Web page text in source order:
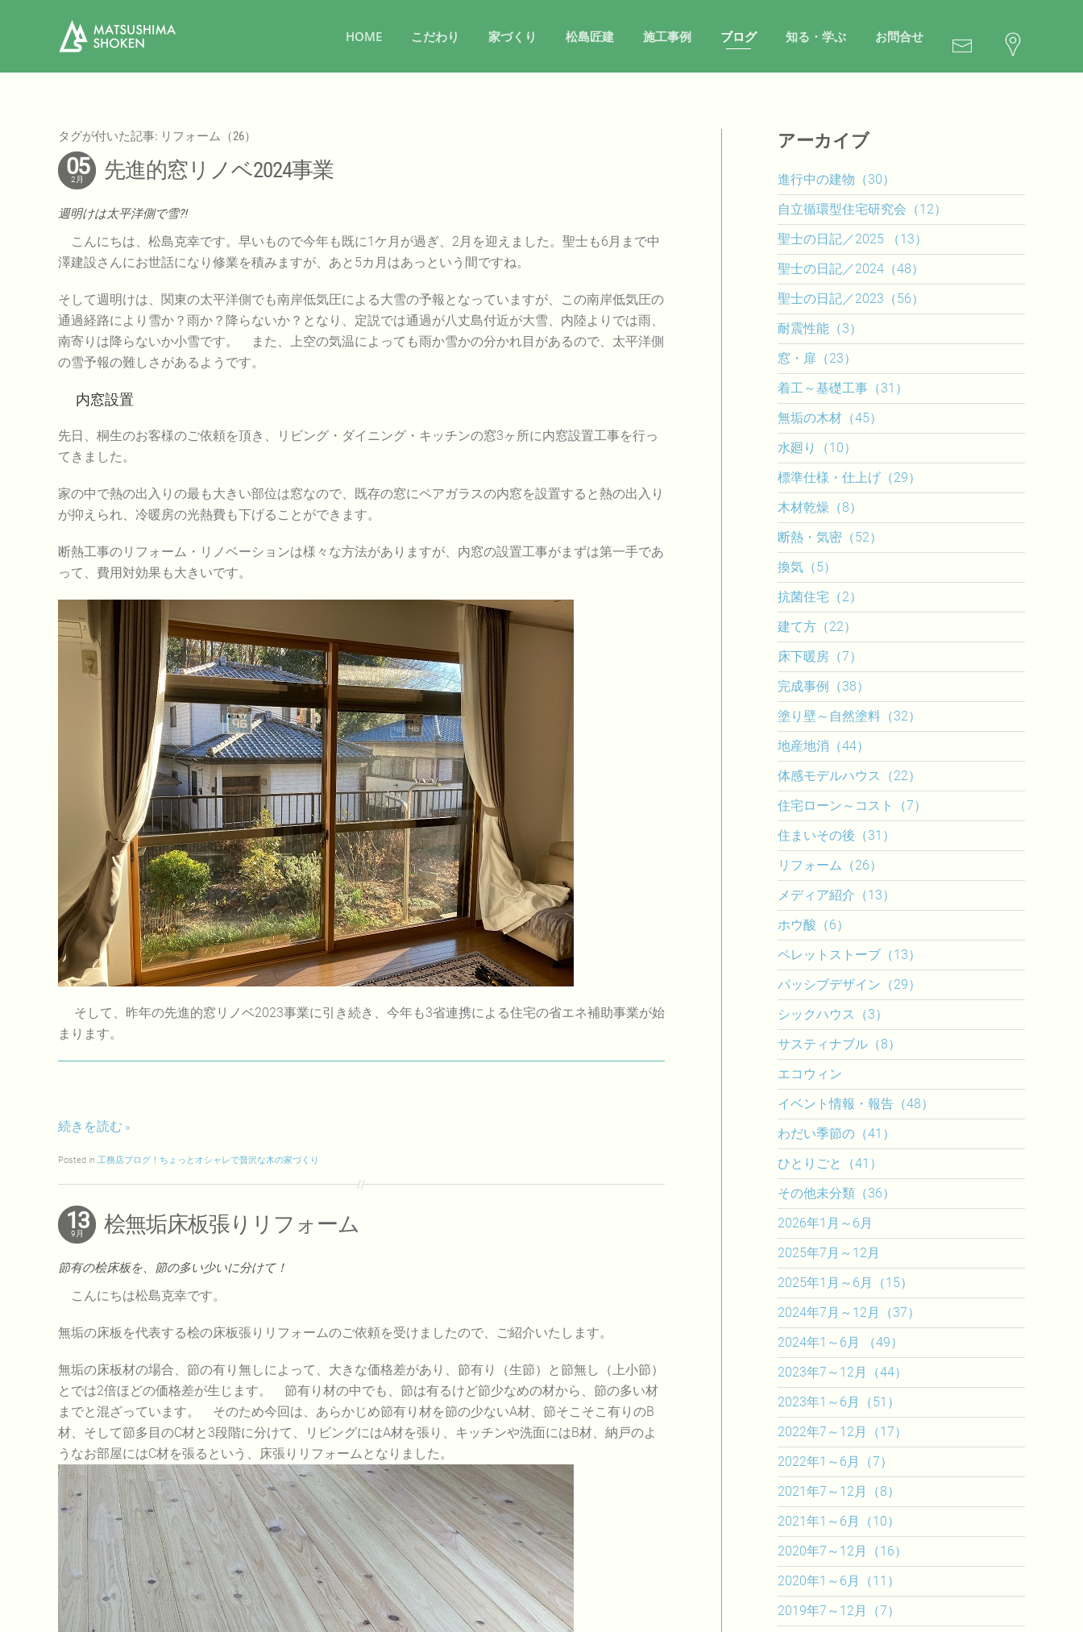
HOME こだわり 家づくり 松島匠建 施工事例 ブログ 知る・学ぶ お問合せ
タグが付いた記事: リフォーム（26）
05
2月 先進的窓リノベ2024事業
週明けは太平洋側で雪⁈
こんにちは、松島克幸です。早いもので今年も既に1ケ月が過ぎ、2月を迎えました。聖士も6月まで中
澤建設さんにお世話になり修業を積みますが、あと5カ月はあっという間ですね。
そして週明けは、関東の太平洋側でも南岸低気圧による大雪の予報となっていますが、この南岸低気圧の
通過経路により雪か？雨か？降らないか？となり、定説では通過が八丈島付近が大雪、内陸よりでは雨、
南寄りは降らないか小雪です。 また、上空の気温によっても雨か雪かの分かれ目があるので、太平洋側
の雪予報の難しさがあるようです。
内窓設置
先日、桐生のお客様のご依頼を頂き、リビング・ダイニング・キッチンの窓3ヶ所に内窓設置工事を行っ
てきました。
家の中で熱の出入りの最も大きい部位は窓なので、既存の窓にペアガラスの内窓を設置すると熱の出入り
が抑えられ、冷暖房の光熱費も下げることができます。
断熱工事のリフォーム・リノベーションは様々な方法がありますが、内窓の設置工事がまずは第一手であ
って、費用対効果も大きいです。
そして、昨年の先進的窓リノベ2023事業に引き続き、今年も3省連携による住宅の省エネ補助事業が始
まります。
続きを読む
Posted in 工務店ブログ！ちょっとオシャレで贅沢な木の家づくり
13
9月 桧無垢床板張りリフォーム
節有の桧床板を、節の多い少いに分けて！
こんにちは松島克幸です。
無垢の床板を代表する桧の床板張りリフォームのご依頼を受けましたので、ご紹介いたします。
無垢の床板材の場合、節の有り無しによって、大きな価格差があり、節有り（生節）と節無し（上小節）
とでは2倍ほどの価格差が生じます。 節有り材の中でも、節は有るけど節少なめの材から、節の多い材
までと混ざっています。 そのため今回は、あらかじめ節有り材を節の少ないA材、節そこそこ有りのB
材、そして節多目のC材と3段階に分けて、リビングにはA材を張り、キッチンや洗面にはB材、納戸のよ
うなお部屋にはC材を張るという、床張りリフォームとなりました。
アーカイブ
進行中の建物（30）
自立循環型住宅研究会（12）
聖士の日記／2025 （13）
聖士の日記／2024（48）
聖士の日記／2023（56）
耐震性能（3）
窓・扉（23）
着工～基礎工事（31）
無垢の木材（45）
水廻り（10）
標準仕様・仕上げ（29）
木材乾燥（8）
断熱・気密（52）
換気（5）
抗菌住宅（2）
建て方（22）
床下暖房（7）
完成事例（38）
塗り壁～自然塗料（32）
地産地消（44）
体感モデルハウス（22）
住宅ローン～コスト（7）
住まいその後（31）
リフォーム（26）
メディア紹介（13）
ホウ酸（6）
ペレットストーブ（13）
パッシブデザイン（29）
シックハウス（3）
サスティナブル（8）
エコウィン
イベント情報・報告（48）
わだい季節の（41）
ひとりごと（41）
その他未分類（36）
2026年1月～6月
2025年7月～12月
2025年1月～6月（15）
2024年7月～12月（37）
2024年1～6月 （49）
2023年7～12月（44）
2023年1～6月（51）
2022年7～12月（17）
2022年1～6月（7）
2021年7～12月（8）
2021年1～6月（10）
2020年7～12月（16）
2020年1～6月（11）
2019年7～12月（7）